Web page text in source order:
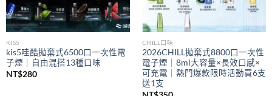
KIS5
kis5哇酷拋棄式6500口一次性電
子煙｜自由混搭13種口味
NT$280
CHILL口味
2026CHILL拋棄式8800口一次性
電子煙｜8ml大容量×長效口感×
可充電｜熱門爆款限時活動買6支
送1支